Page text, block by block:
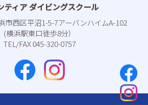
ティア ダイビングスクール
市⻄区平沼1-5-7アーバンハイムA-102
(横浜駅東⼝徒歩8分）
TEL/FAX 045-320-0757